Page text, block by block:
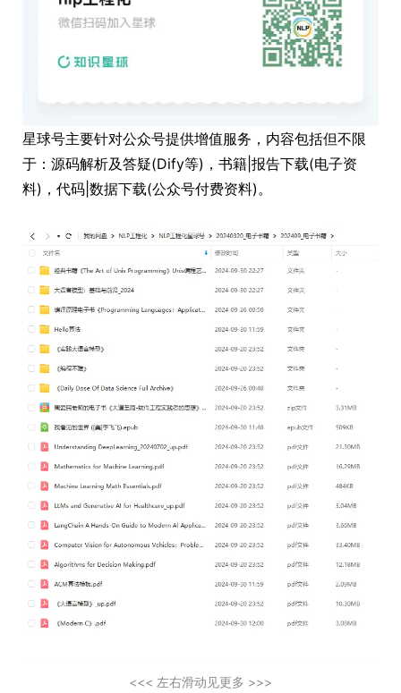
星球号主要针对公众号提供增值服务，内容包括但不限
于：源码解析及答疑(Dify等)，书籍|报告下载(电子资
料)，代码|数据下载(公众号付费资料)。
<<< 左右滑动见更多 >>>